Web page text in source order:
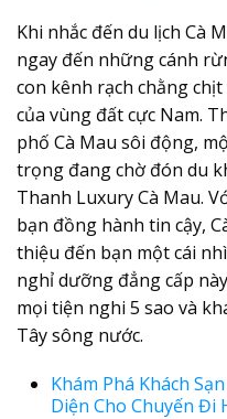
Khi nhắc đến du lịch Cà
ngay đến những cánh
con kênh rạch chằng
của vùng đất cực Nam.
phố Cà Mau sôi động,
trọng đang chờ đón du
Thanh Luxury Cà Mau.
bạn đồng hành tin cậy,
thiệu đến bạn một cái
nghỉ dưỡng đẳng cấp
mọi tiện nghi 5 sao và
Tây sông nước.
Khám Phá Khách
Diện Cho Chuyến Đi